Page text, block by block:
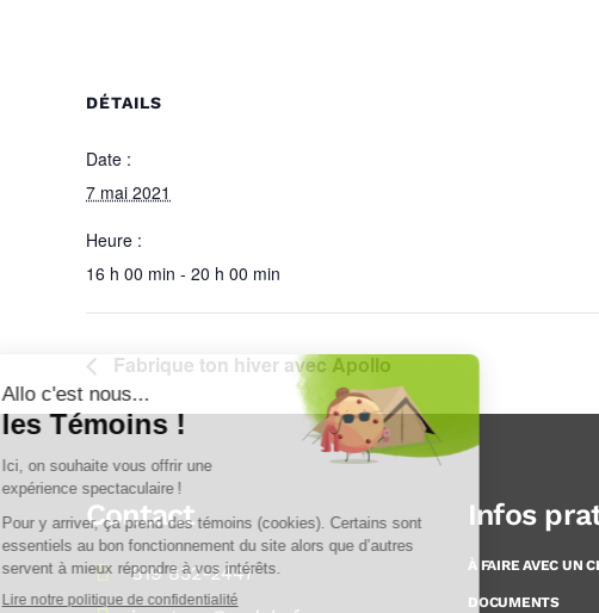
DÉTAILS
Date :
7 mai 2021
Heure :
16 h 00 min - 20 h 00 min
Fabrique ton hiver avec Apollo
Contact
819 832-2447
Infos
À FAIRE AVEC UN
DOCUMENTS